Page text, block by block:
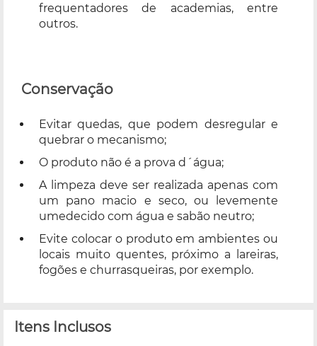
frequentadores de academias, entre
outros.
Conservação
Evitar quedas, que podem desregular e
quebrar o mecanismo;
O produto não é a prova d´água;
A limpeza deve ser realizada apenas com
um pano macio e seco, ou levemente
umedecido com água e sabão neutro;
Evite colocar o produto em ambientes ou
locais muito quentes, próximo a lareiras,
fogões e churrasqueiras, por exemplo.
Itens Inclusos